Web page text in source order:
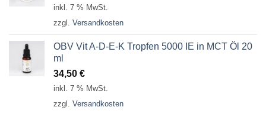
inkl. 7 % MwSt.
zzgl. Versandkosten
OBV Vit A-D-E-K Tropfen 5000 IE in MCT Öl 20
ml
34,50 €
inkl. 7 % MwSt.
zzgl. Versandkosten